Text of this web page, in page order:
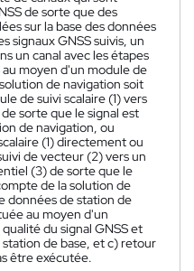
de sorte que des
sur la base des données
signaux GNSS suivis, un
un canal avec les étapes
au moyen d'un module de
de navigation soit
de suivi scalaire (1) vers
sorte que le signal est
de navigation, ou
(1) directement ou
de vecteur (2) vers un
(3) de sorte que le
de la solution de
données de station de
au moyen d'un
du signal GNSS et
de base, et c) retour
être exécutée.